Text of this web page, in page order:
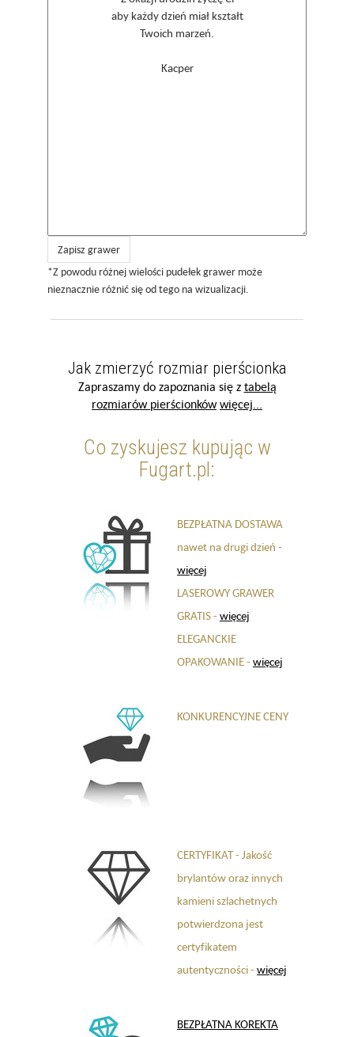
Zapisz grawer
*Z powodu różnej wielości pudełek grawer może
nieznacznie różnić się od tego na wizualizacji.
Jak zmierzyć rozmiar pierścionka
Zapraszamy do zapoznania się z tabelą
rozmiarów pierścionków więcej...
Co zyskujesz kupując w
Fugart.pl:
BEZPŁATNA DOSTAWA
nawet na drugi dzień -
więcej
LASEROWY GRAWER
GRATIS - więcej
ELEGANCKIE
OPAKOWANIE - więcej
KONKURENCYJNE CENY
CERTYFIKAT - Jakość
brylantów oraz innych
kamieni szlachetnych
potwierdzona jest
certyfikatem
autentyczności - więcej
BEZPŁATNA KOREKTA